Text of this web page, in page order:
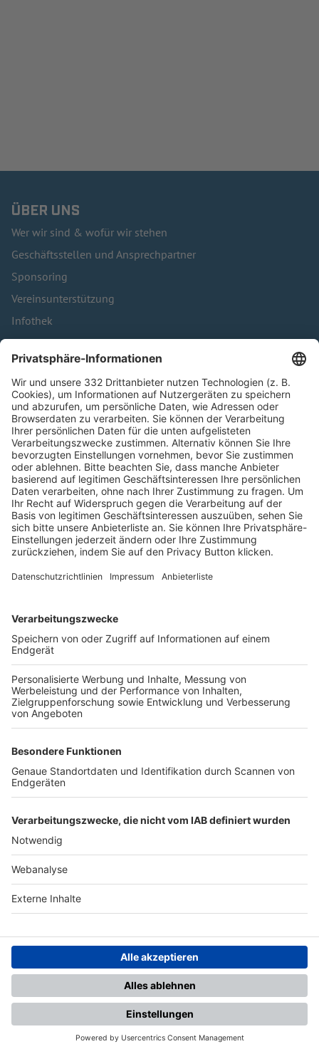
ÜBER UNS
Wer wir sind & wofür wir stehen
Geschäftsstellen und Ansprechpartner
Sponsoring
Vereinsunterstützung
Infothek
Kontakt
HÄUFIG BESUCHTE SEITEN
Pässe und Vereinswechsel
Trainerausbildung
Schulungsangebot Vereinsmitarbeiter
BFV-Geschäftsstellen
Trainerbörse
Login SpielPlus
FOLGE DEM BFV
TOP-VEREINE
TOP-PARTNER
SFV DFB
Nutzungsbedingungen Datenschutz Impressum
Ihr Gerät wird möglicherweise
nicht vollständig unterstützt.
Für die beste Nutzung empfehlen
wir ein kompatibles Gerät oder
einen aktuellen Browser.